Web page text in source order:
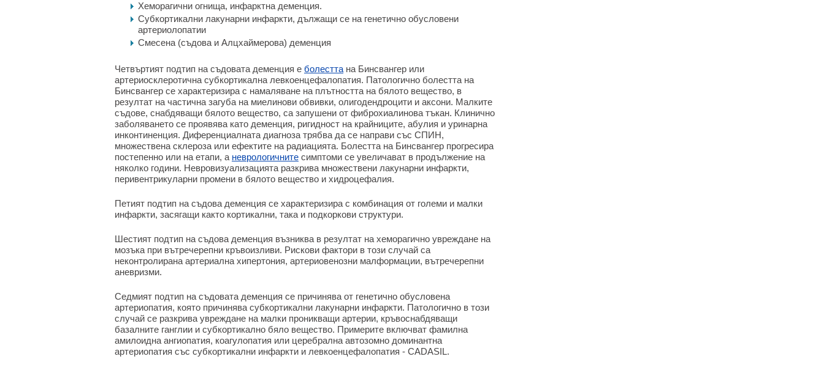
Хеморагични огнища, инфарктна деменция.
Субкортикални лакунарни инфаркти, дължащи се на генетично обусловени
артериолопатии
Смесена (съдова и Алцхаймерова) деменция
Четвъртият подтип на съдовата деменция е болестта на Бинсвангер или
артериосклеротична субкортикална левкоенцефалопатия. Патологично болестта на
Бинсвангер се характеризира с намаляване на плътността на бялото вещество, в
резултат на частична загуба на миелинови обвивки, олигодендроцити и аксони. Малките
съдове, снабдяващи бялото вещество, са запушени от фиброхиалинова тъкан. Клинично
заболяването се проявява като деменция, ригидност на крайниците, абулия и уринарна
инконтиненция. Диференциалната диагноза трябва да се направи със СПИН,
множествена склероза или ефектите на радиацията. Болестта на Бинсвангер прогресира
постепенно или на етапи, а неврологичните симптоми се увеличават в продължение на
няколко години. Невровизуализацията разкрива множествени лакунарни инфаркти,
перивентрикуларни промени в бялото вещество и хидроцефалия.
Петият подтип на съдова деменция се характеризира с комбинация от големи и малки
инфаркти, засягащи както кортикални, така и подкоркови структури.
Шестият подтип на съдова деменция възниква в резултат на хеморагично увреждане на
мозъка при вътречерепни кръвоизливи. Рискови фактори в този случай са
неконтролирана артериална хипертония, артериовенозни малформации, вътречерепни
аневризми.
Седмият подтип на съдовата деменция се причинява от генетично обусловена
артериопатия, която причинява субкортикални лакунарни инфаркти. Патологично в този
случай се разкрива увреждане на малки проникващи артерии, кръвоснабдяващи
базалните ганглии и субкортикално бяло вещество. Примерите включват фамилна
амилоидна ангиопатия, коагулопатия или церебрална автозомно доминантна
артериопатия със субкортикални инфаркти и левкоенцефалопатия - CADASIL.